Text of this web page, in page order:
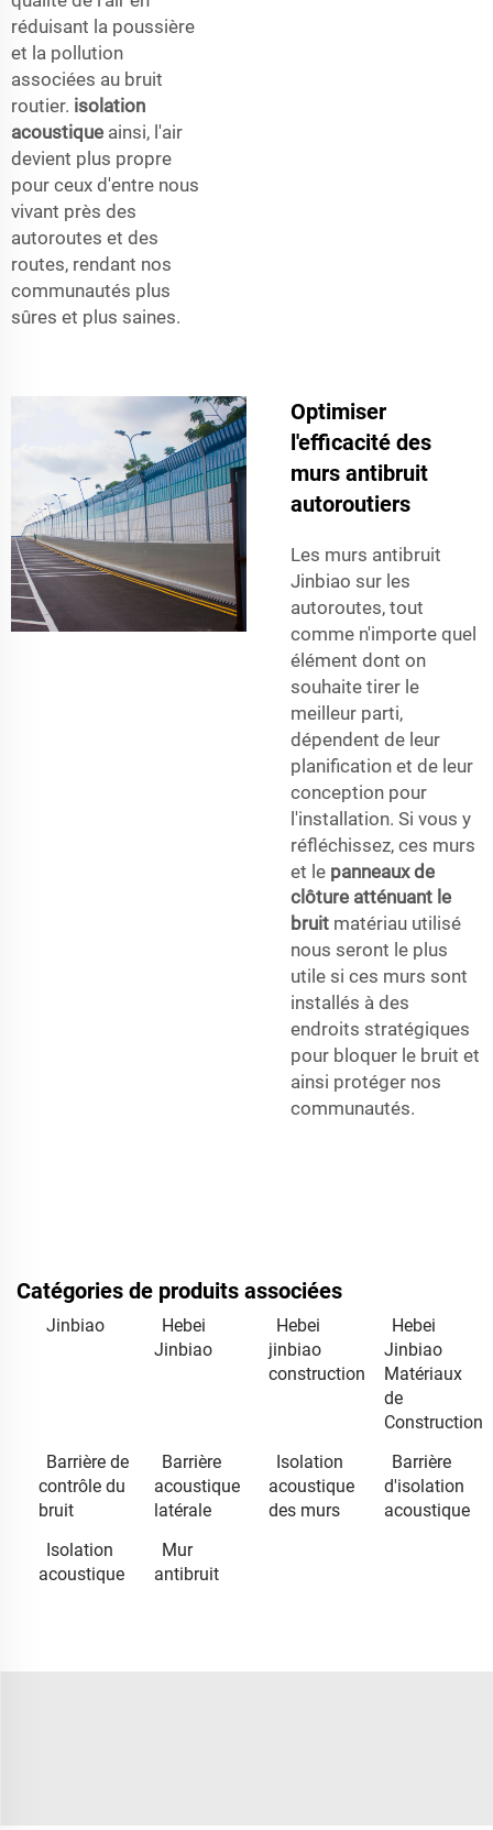
réduisant la poussière
et la pollution
associées au bruit
routier. isolation
acoustique ainsi, l'air
devient plus propre
pour ceux d'entre nous
vivant près des
autoroutes et des
routes, rendant nos
communautés plus
sûres et plus saines.
Optimiser
l'efficacité des
murs antibruit
autoroutiers
Les murs antibruit
Jinbiao sur les
autoroutes, tout
comme n'importe quel
élément dont on
souhaite tirer le
meilleur parti,
dépendent de leur
planification et de leur
conception pour
l'installation. Si vous y
réfléchissez, ces murs
et le panneaux de
clôture atténuant le
bruit matériau utilisé
nous seront le plus
utile si ces murs sont
installés à des
endroits stratégiques
pour bloquer le bruit et
ainsi protéger nos
communautés.
Catégories de produits associées
Jinbiao
Hebei
Jinbiao
Hebei
jinbiao
construction
Hebei
Jinbiao
Matériaux
de
Construction
Barrière de
contrôle du
bruit
Barrière
acoustique
latérale
Isolation
acoustique
des murs
Barrière
d'isolation
acoustique
Isolation
acoustique
Mur
antibruit